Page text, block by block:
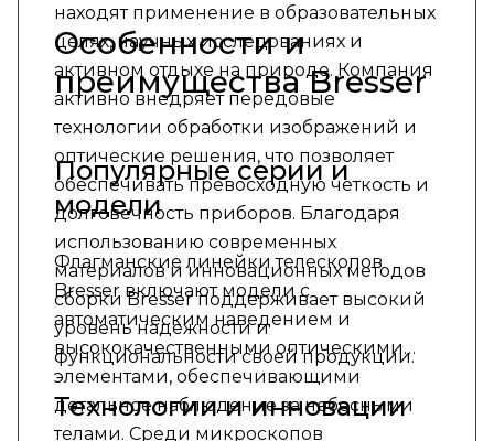
находят применение в образовательных
целях, научных исследованиях и
активном отдыхе на природе. Компания
активно внедряет передовые
технологии обработки изображений и
оптические решения, что позволяет
обеспечивать превосходную четкость и
долговечность приборов. Благодаря
использованию современных
материалов и инновационных методов
сборки Bresser поддерживает высокий
уровень надежности и
функциональности своей продукции.
Особенности и
преимущества Bresser
Популярные серии и
модели
Флагманские линейки телескопов
Bresser включают модели с
автоматическим наведением и
высококачественными оптическими
элементами, обеспечивающими
детальное наблюдение за небесными
телами. Среди микроскопов
Технологии и инновации